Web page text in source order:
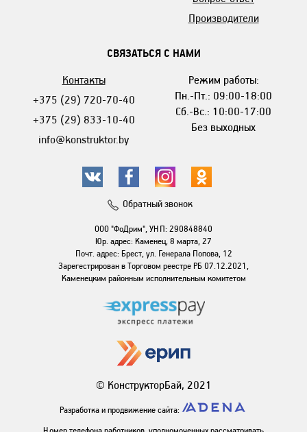
Производители
СВЯЗАТЬСЯ С НАМИ
Контакты
+375 (29) 720-70-40
+375 (29) 833-10-40
info@konstruktor.by
Режим работы:
Пн.-Пт.: 09:00-18:00
Сб.-Вс.: 10:00-17:00
Без выходных
Обратный звонок
ООО "ФоДрим", УНП: 290848840
Юр. адрес: Каменец, 8 марта, 27
Почт. адрес: Брест, ул. Генерала Попова, 12
Зарегестрирован в Торговом реестре РБ 07.12.2021,
Каменецким районным исполнительным комитетом
© КонструкторБай, 2021
Разработка и продвижение сайта: